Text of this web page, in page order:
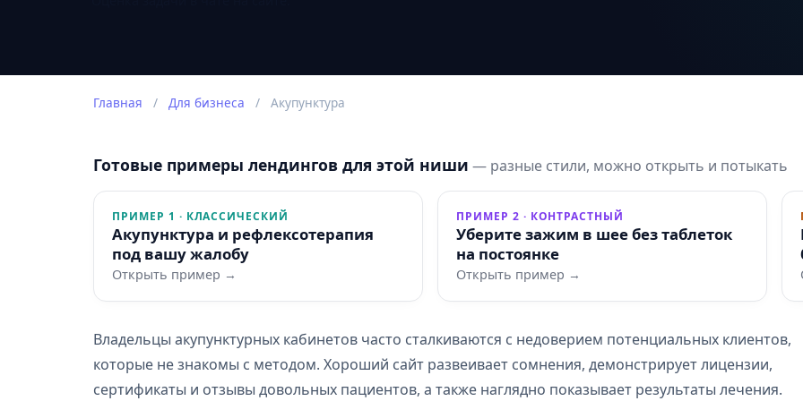
Главная / Для бизнеса / Акупунктура
Готовые примеры лендингов для этой ниши — разные стили, можно открыть и потыкать
ПРИМЕР 1 · КЛАССИЧЕСКИЙ
Акупунктура и рефлексотерапия
под вашу жалобу
Открыть пример →
ПРИМЕР 2 · КОНТРАСТНЫЙ
Уберите зажим в шее без таблеток
на постоянке
Открыть пример →
Владельцы акупунктурных кабинетов часто сталкиваются с недоверием потенциальных клиентов,
которые не знакомы с методом. Хороший сайт развеивает сомнения, демонстрирует лицензии,
сертификаты и отзывы довольных пациентов, а также наглядно показывает результаты лечения.